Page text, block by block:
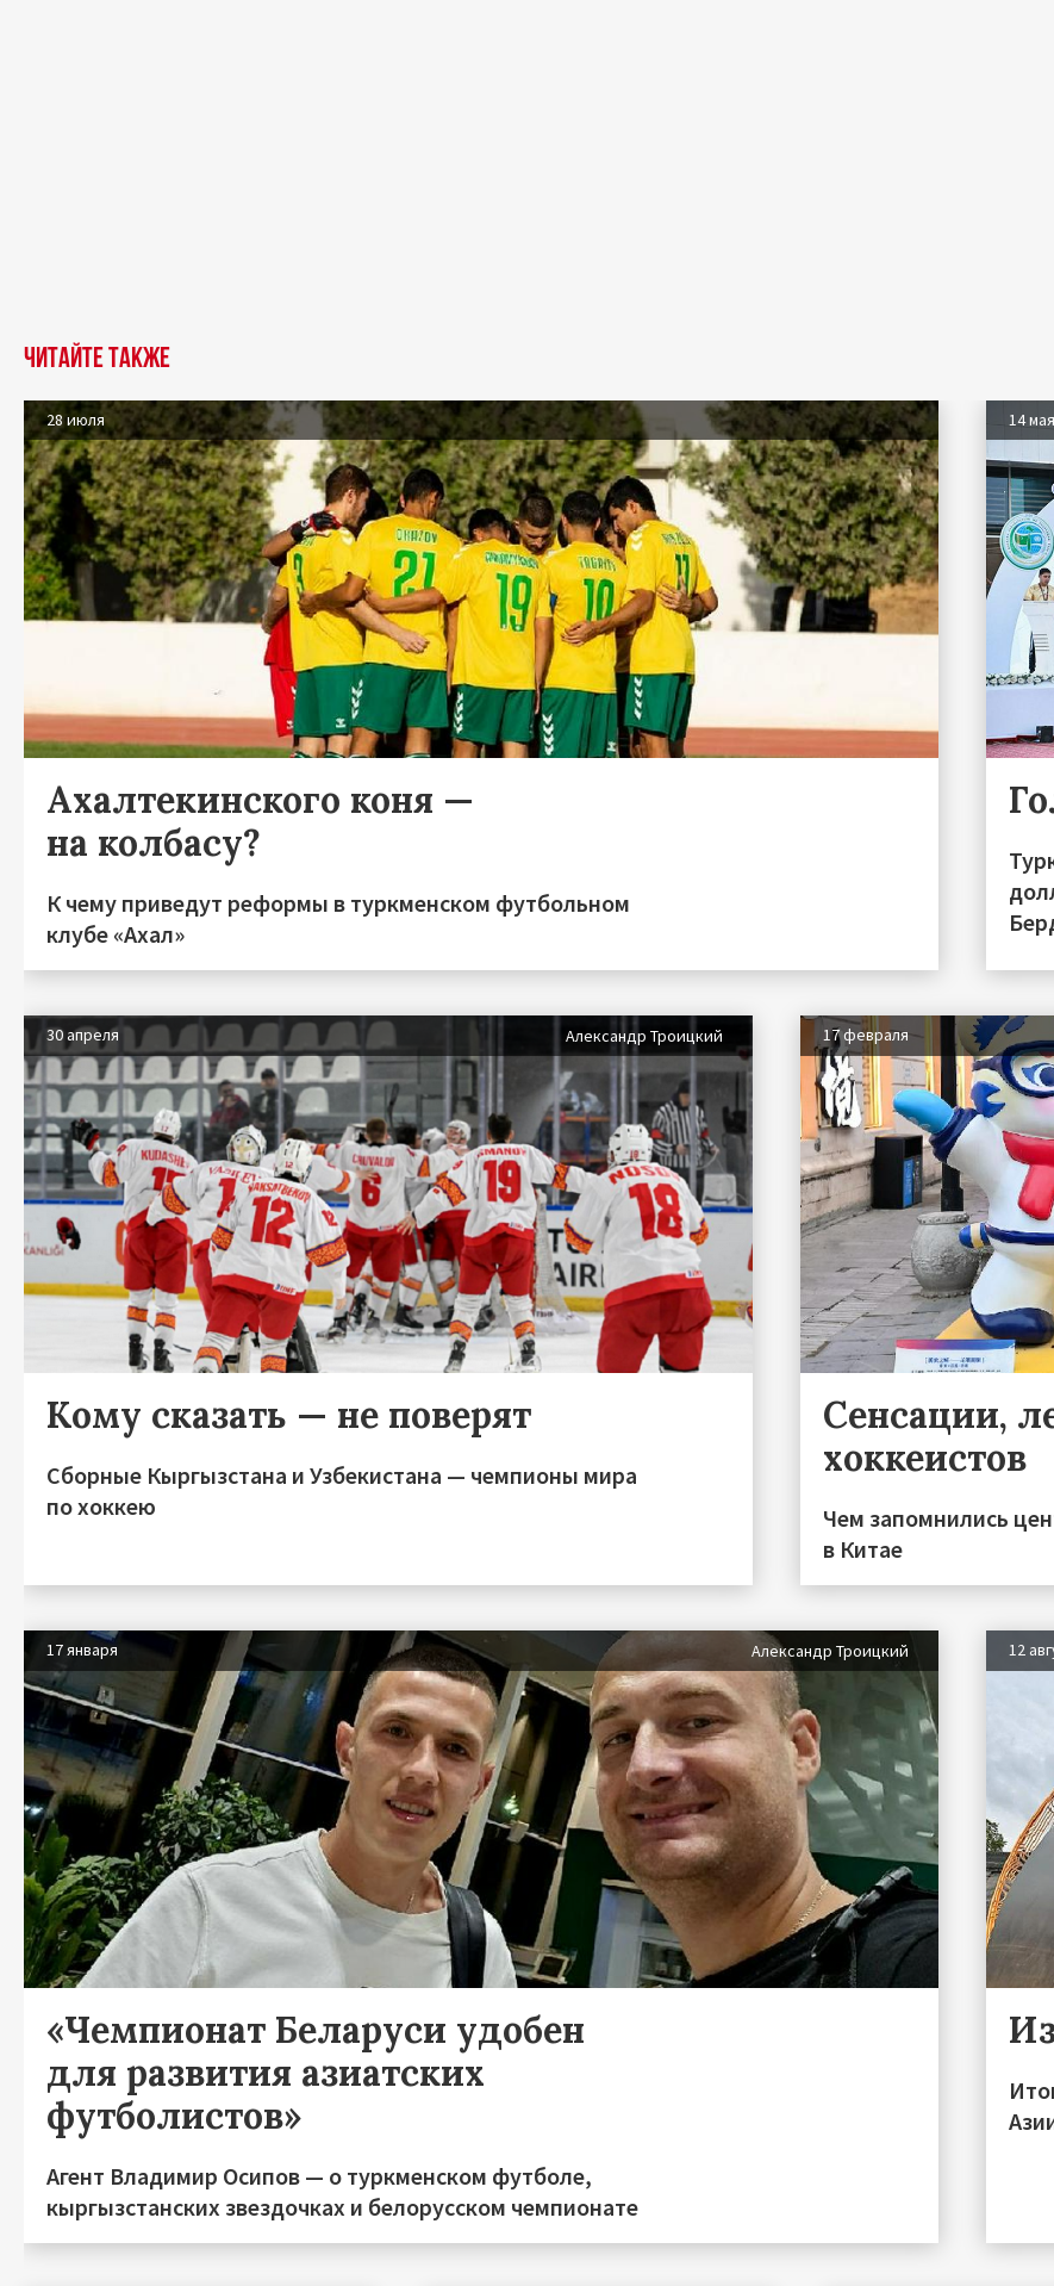
Читайте также
28 июля
Ахалтекинского коня —
на колбасу?
К чему приведут реформы в туркменском футбольном
клубе «Ахал»
14 мая
30 апреля Александр Троицкий
Кому сказать — не поверят
Сборные Кыргызстана и Узбекистана — чемпионы мира
по хоккею
17 февраля
Сенсации,
хоккеистов
Чем запомнились
в Китае
17 января Александр Троицкий
«Чемпионат Беларуси удобен
для развития азиатских
футболистов»
Агент Владимир Осипов — о туркменском футболе,
кыргызстанских звездочках и белорусском чемпионате
12